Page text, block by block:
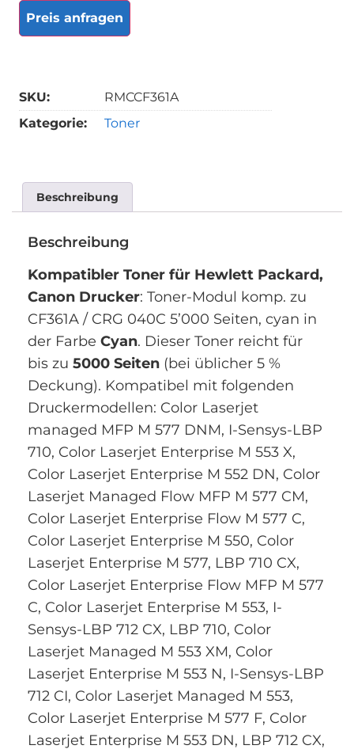
Preis anfragen
SKU:
RMCCF361A
Kategorie:
Toner
Beschreibung
Beschreibung
Kompatibler Toner für Hewlett Packard,
Canon Drucker: Toner-Modul komp. zu
CF361A / CRG 040C 5’000 Seiten, cyan in
der Farbe Cyan. Dieser Toner reicht für
bis zu 5000 Seiten (bei üblicher 5 %
Deckung). Kompatibel mit folgenden
Druckermodellen: Color Laserjet
managed MFP M 577 DNM, I-Sensys-LBP
710, Color Laserjet Enterprise M 553 X,
Color Laserjet Enterprise M 552 DN, Color
Laserjet Managed Flow MFP M 577 CM,
Color Laserjet Enterprise Flow M 577 C,
Color Laserjet Enterprise M 550, Color
Laserjet Enterprise M 577, LBP 710 CX,
Color Laserjet Enterprise Flow MFP M 577
C, Color Laserjet Enterprise M 553, I-
Sensys-LBP 712 CX, LBP 710, Color
Laserjet Managed M 553 XM, Color
Laserjet Enterprise M 553 N, I-Sensys-LBP
712 CI, Color Laserjet Managed M 553,
Color Laserjet Enterprise M 577 F, Color
Laserjet Enterprise M 553 DN, LBP 712 CX,